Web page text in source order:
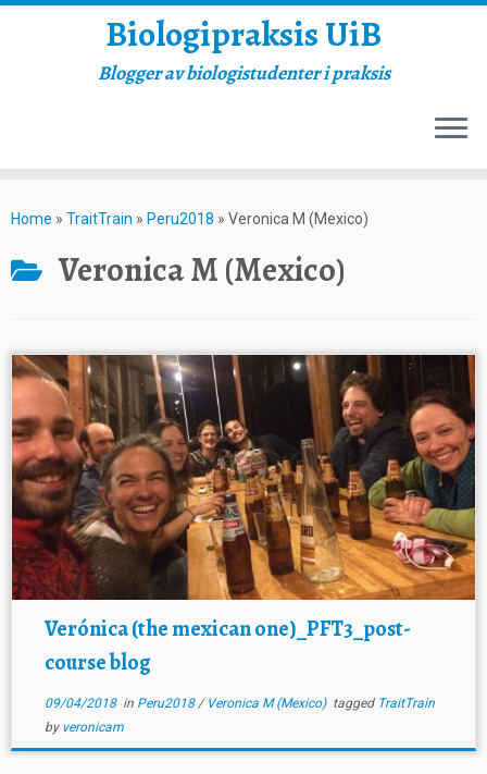
to
Biologipraksis UiB
Blogger av biologistudenter i praksis
Home » TraitTrain » Peru2018 » Veronica M (Mexico)
Veronica M (Mexico)
Verónica (the mexican one)_PFT3_post-
course blog
09/04/2018in Peru2018/ Veronica M (Mexico) tagged TraitTrain
by veronicam